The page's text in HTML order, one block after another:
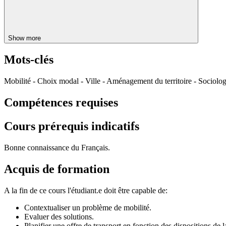
Show more
Mots-clés
Mobilité - Choix modal - Ville - Aménagement du territoire -
Compétences requises
Cours prérequis indicatifs
Bonne connaissance du Français.
Acquis de formation
A la fin de ce cours l'étudiant.e doit être capable de:
Contextualiser un problème de mobilité.
Evaluer des solutions.